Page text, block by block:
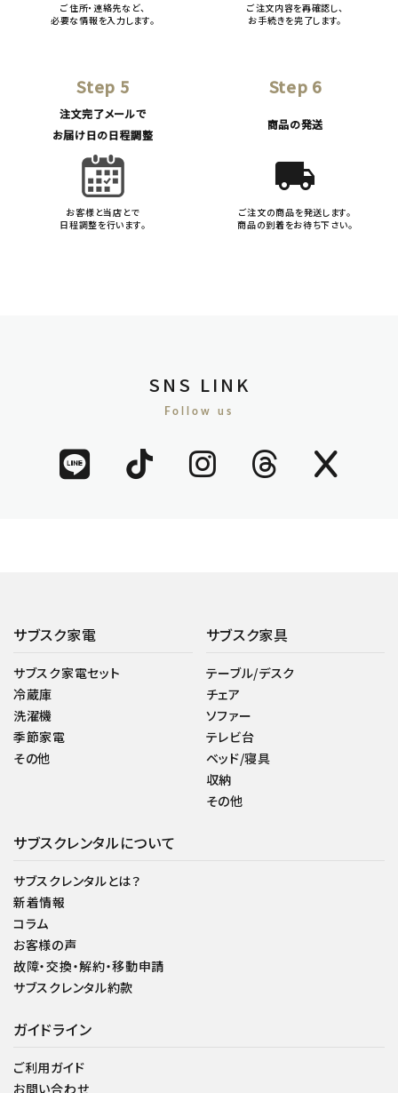
ご住所・連絡先など、
必要な情報を入力します。
ご注文内容を再確認し、
お手続きを完了します。
Step 5
注文完了メールで
お届け日の日程調整
お客様と当店とで
日程調整を行います。
Step 6
商品の発送
local_shipping
ご注文の商品を発送します。
商品の到着をお待ち下さい。
SNS LINK
Follow us
サブスク家電
サブスク家電セット
冷蔵庫
洗濯機
季節家電
その他
サブスク家具
テーブル/デスク
チェア
ソファー
テレビ台
ベッド/寝具
収納
その他
サブスクレンタルについて
サブスクレンタルとは？
新着情報
コラム
お客様の声
故障・交換・解約・移動申請
サブスクレンタル約款
ガイドライン
ご利用ガイド
お問い合わせ